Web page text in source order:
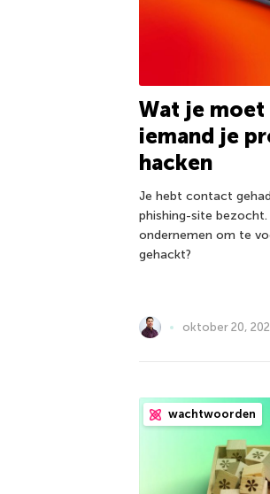
Wat je moet
iemand je
hacken
Je hebt contact
phishing-site
ondernemen om te
gehackt?
oktober 20,
wachtwoorden